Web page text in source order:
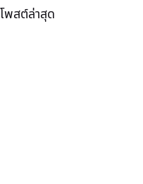
โพสต์ล่าสุด